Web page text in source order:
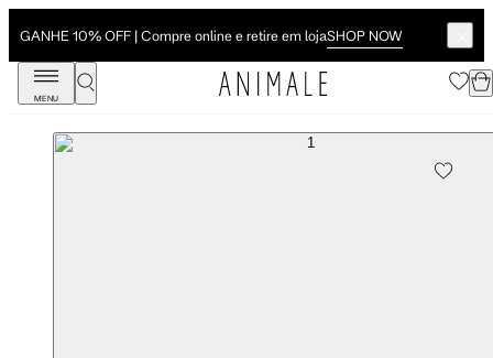
GANHE 10% OFF | Compre online e retire em lojaSHOP NOW
MENU